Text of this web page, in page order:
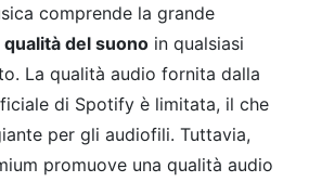
comprende la grande
qualità del suono in qualsiasi
La qualità audio fornita dalla
di Spotify è limitata, il che
per gli audiofili. Tuttavia,
promuove una qualità audio